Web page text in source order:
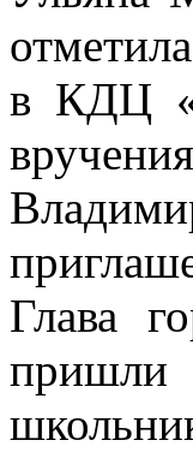
в КДЦ
Глава